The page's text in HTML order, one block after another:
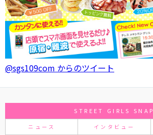
@sgs109com からのツイート
STREET GIRLS SNAP
ニュース インタビュー